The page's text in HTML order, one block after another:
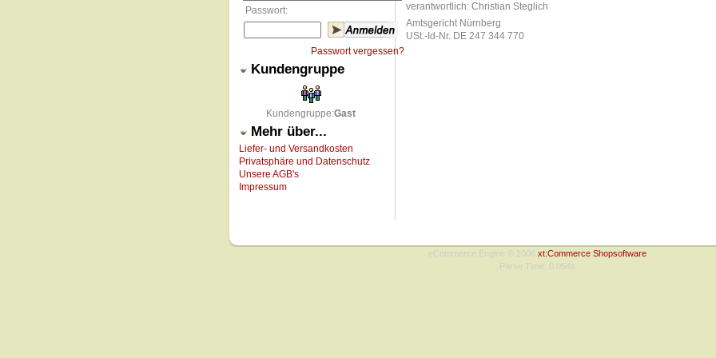
verantwortlich: Christian Steglich
Amtsgericht Nürnberg
USt.-Id-Nr. DE 247 344 770
Passwort:
Passwort vergessen?
Kundengruppe
Kundengruppe:Gast
Mehr über...
Liefer- und Versandkosten
Privatsphäre und Datenschutz
Unsere AGB's
Impressum
eCommerce Engine © 2006 xt:Commerce Shopsoftware
Parse Time: 0.054s